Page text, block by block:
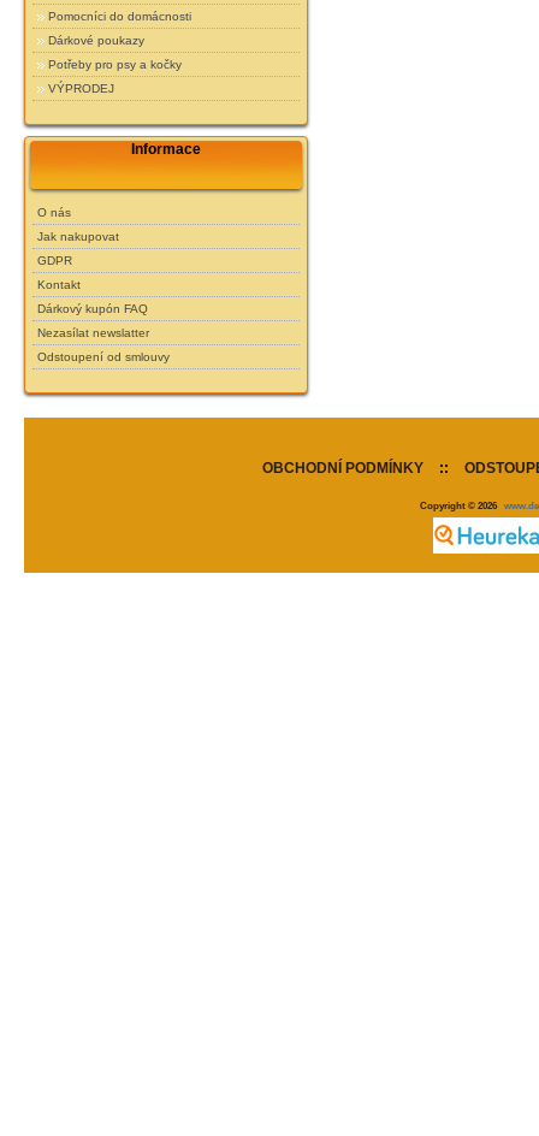
Pomocníci do domácnosti
Dárkové poukazy
Potřeby pro psy a kočky
VÝPRODEJ
Informace
O nás
Jak nakupovat
GDPR
Kontakt
Dárkový kupón FAQ
Nezasílat newslatter
Odstoupení od smlouvy
OBCHODNÍ PODMÍNKY ::
Copyright © 2026